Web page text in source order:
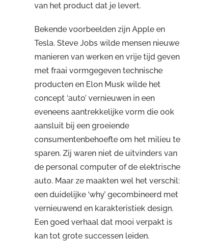
van het product dat je levert.
Bekende voorbeelden zijn Apple en
Tesla. Steve Jobs wilde mensen nieuwe
manieren van werken en vrije tijd geven
met fraai vormgegeven technische
producten en Elon Musk wilde het
concept ‘auto’ vernieuwen in een
eveneens aantrekkelijke vorm die ook
aansluit bij een groeiende
consumentenbehoefte om het milieu te
sparen. Zij waren niet de uitvinders van
de personal computer of de elektrische
auto. Maar ze maakten wel het verschil:
een duidelijke ‘why’ gecombineerd met
vernieuwend en karakteristiek design.
Een goed verhaal dat mooi verpakt is
kan tot grote successen leiden.